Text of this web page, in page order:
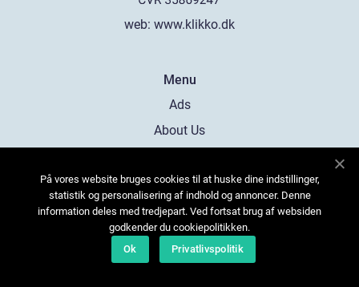
web: www.klikko.dk
Menu
Ads
About Us
Contact
Sitemap
På vores website bruges cookies til at huske dine indstillinger,
statistik og personalisering af indhold og annoncer. Denne
information deles med tredjepart. Ved fortsat brug af websiden
godkender du cookiepolitikken.
Ok
Privatlivspolitik